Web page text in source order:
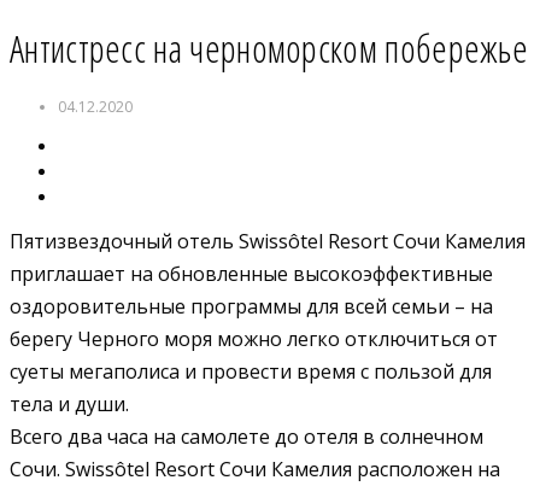
Антистресс на черноморском побережье
04.12.2020
Пятизвездочный отель Swissôtel Resort Сочи Камелия
приглашает на обновленные высокоэффективные
оздоровительные программы для всей семьи – на
берегу Черного моря можно легко отключиться от
суеты мегаполиса и провести время с пользой для
тела и души.
Всего два часа на самолете до отеля в солнечном
Сочи. Swissôtel Resort Сочи Камелия расположен на